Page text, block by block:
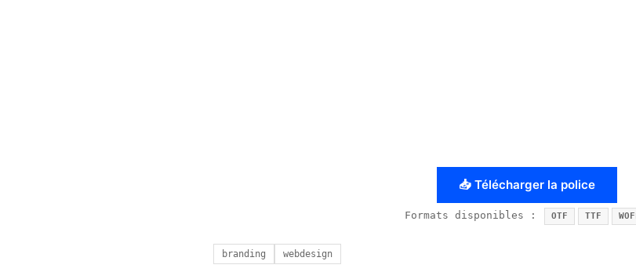
📥 Télécharger la police
Formats disponibles : OTF TTF
branding webdesign